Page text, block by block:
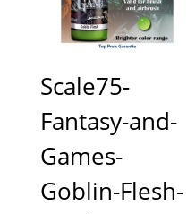
Scale75-
Fantasy-and-
Games-
Goblin-Flesh-